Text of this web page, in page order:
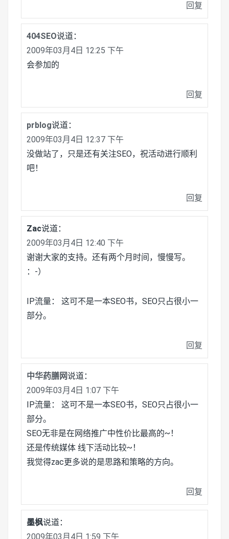
回复
404SEO说道：
2009年03月4日 12:25 下午
会参加的
回复
prblog说道：
2009年03月4日 12:37 下午
没做站了，只是还有关注SEO，祝活动进行顺利
吧！
回复
Zac说道：
2009年03月4日 12:40 下午
谢谢大家的支持。还有两个月时间，慢慢写。
：-）
IP流量： 这可不是一本SEO书，SEO只占很小一
部分。
回复
中华药膳网说道：
2009年03月4日 1:07 下午
IP流量： 这可不是一本SEO书，SEO只占很小一
部分。
SEO无非是在网络推广中性价比最高的~！
还是传统媒体 线下活动比较~！
我觉得zac更多说的是思路和策略的方向。
回复
墨枫说道：
2009年03月4日 1:59 下午